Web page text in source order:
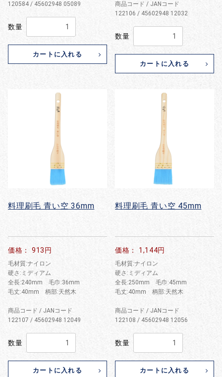
120584 / 45602948 05089
数量
カートに入れる
商品コード / JANコード
122106 / 45602948 12032
数量
カートに入れる
料理刷毛 青い空 36mm
価格： 913円
毛材質:ナイロン
硬さ:ミディアム
全長:240mm 毛巾:36mm
毛丈:40mm 柄部:天然木
商品コード / JANコード
122107 / 45602948 12049
数量
カートに入れる
料理刷毛 青い空 45mm
価格： 1,144円
毛材質:ナイロン
硬さ:ミディアム
全長:250mm 毛巾:45mm
毛丈:40mm 柄部:天然木
商品コード / JANコード
122108 / 45602948 12056
数量
カートに入れる